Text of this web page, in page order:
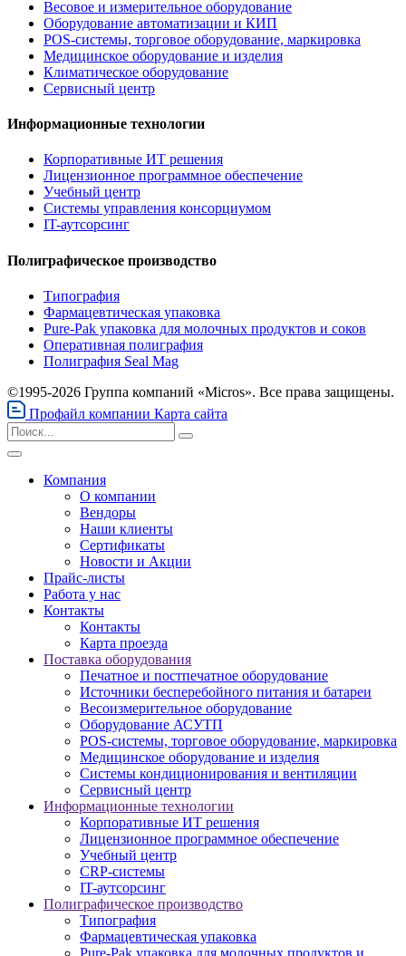
Весовое и измерительное оборудование
Оборудование автоматизации и КИП
POS-системы, торговое оборудование, маркировка
Медицинское оборудование и изделия
Климатическое оборудование
Сервисный центр
Информационные технологии
Корпоративные ИТ решения
Лицензионное программное обеспечение
Учебный центр
Системы управления консорциумом
IT-аутсорсинг
Полиграфическое производство
Типография
Фармацевтическая упаковка
Pure-Pak упаковка для молочных продуктов и соков
Оперативная полиграфия
Полиграфия Seal Mag
©1995-2026 Группа компаний «Micros». Все права защищены.
Профайл компании Карта сайта
Компания
О компании
Вендоры
Наши клиенты
Сертификаты
Новости и Акции
Прайс-листы
Работа у нас
Контакты
Контакты
Карта проезда
Поставка оборудования
Печатное и постпечатное оборудование
Источники бесперебойного питания и батареи
Весоизмерительное оборудование
Оборудование АСУТП
POS-системы, торговое оборудование, маркировка
Медицинское оборудование и изделия
Системы кондиционирования и вентиляции
Сервисный центр
Информационные технологии
Корпоративные ИТ решения
Лицензионное программное обеспечение
Учебный центр
CRP-системы
IT-аутсорсинг
Полиграфическое производство
Типография
Фармацевтическая упаковка
Pure-Pak упаковка для молочных продуктов и